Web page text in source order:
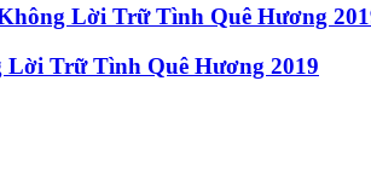
Trữ Tình Quê Hương 2019